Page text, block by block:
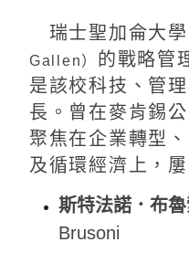
瑞士聖加侖大學
Gallen） 的戰略管
是該校科技、管
長。曾在麥肯錫
聚焦在企業轉型
及循環經濟上，
斯特法諾．布魯
Brusoni